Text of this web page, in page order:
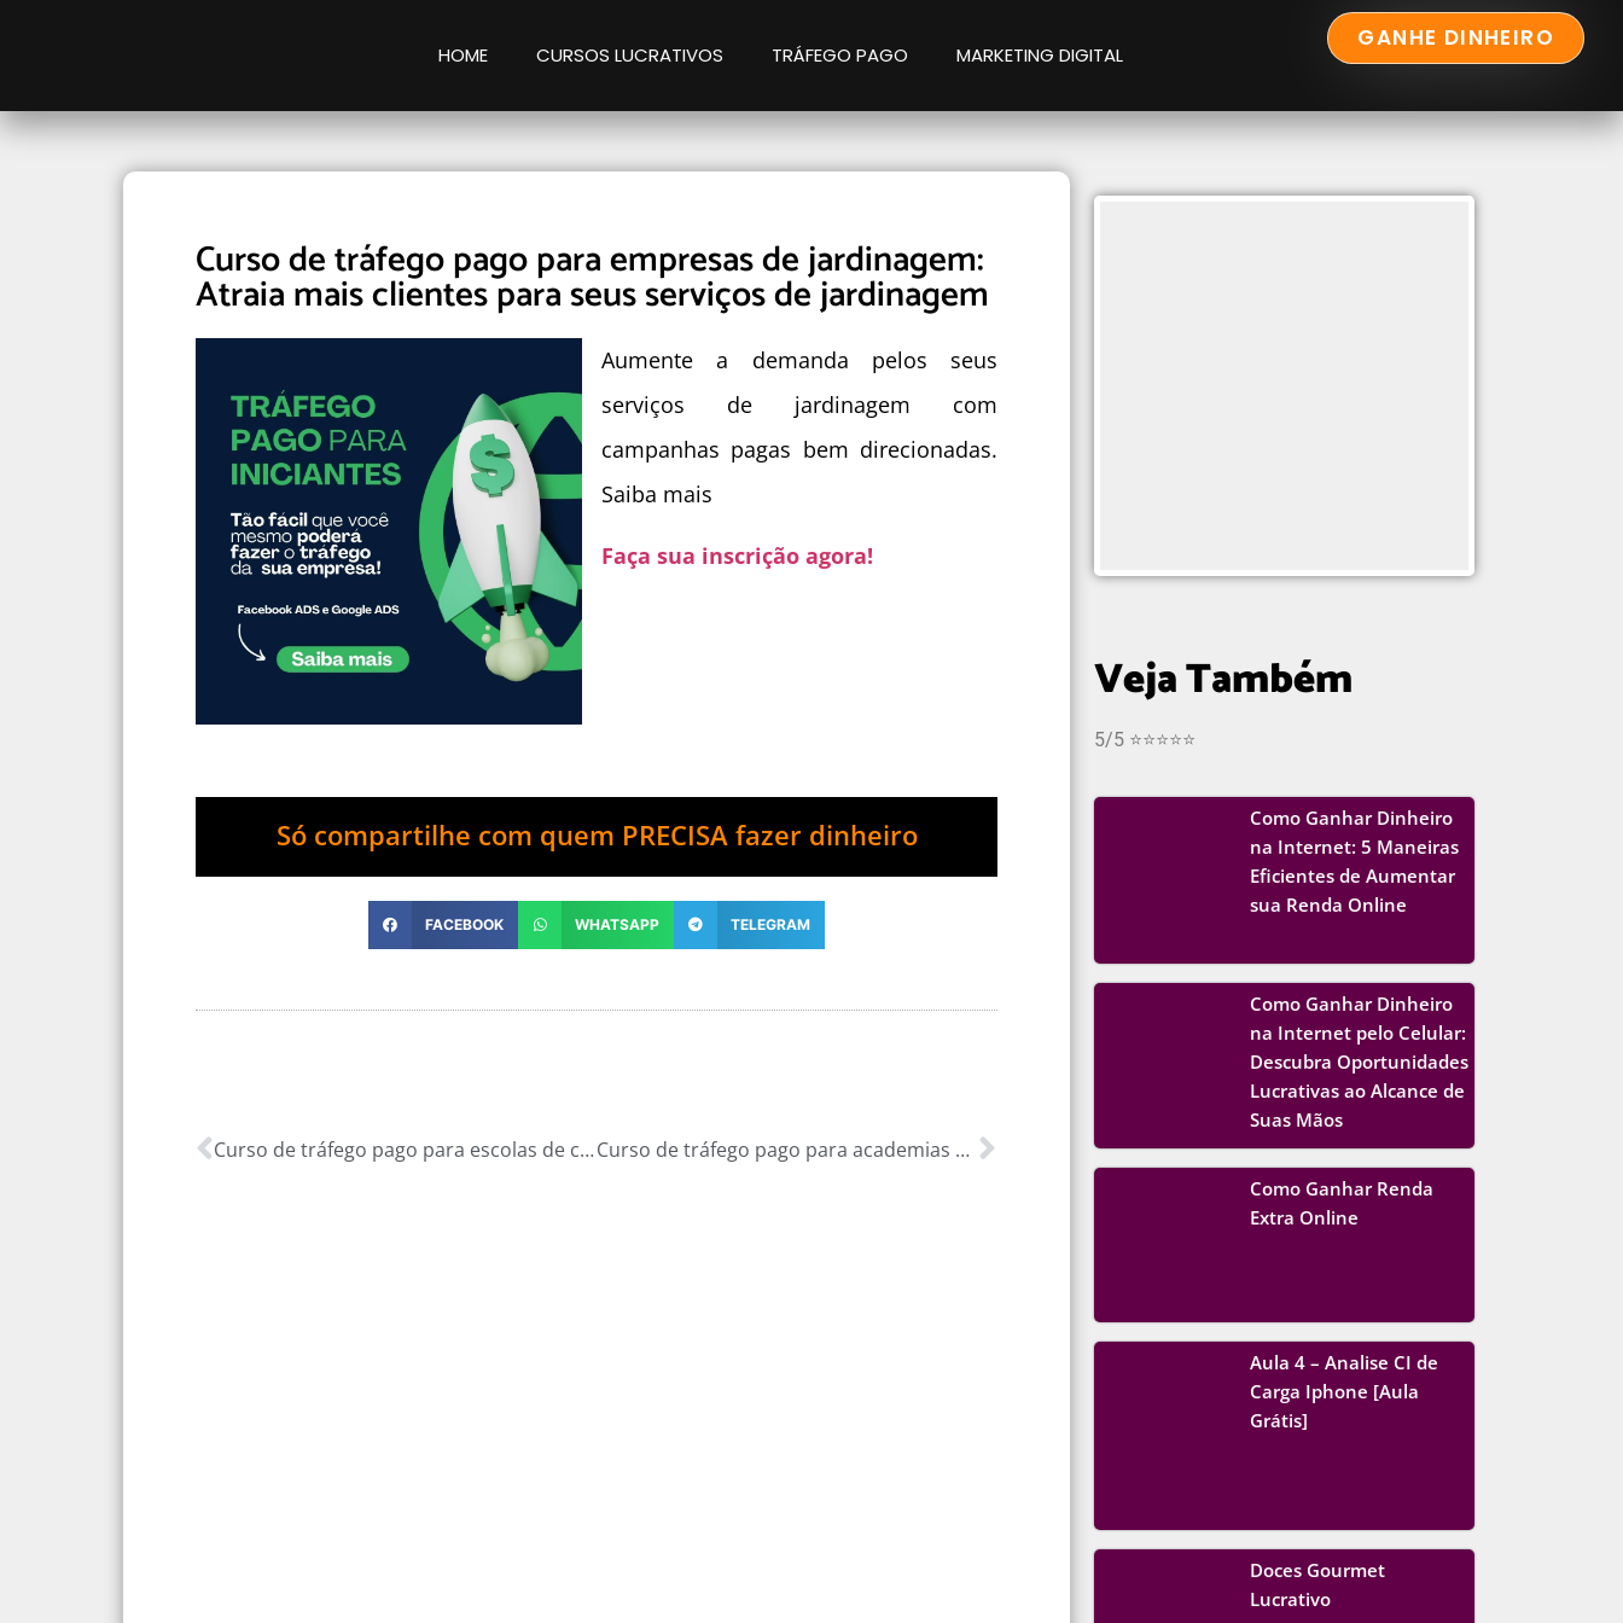
HOME CURSOS LUCRATIVOS TRÁFEGO PAGO MARKETING DIGITAL
GANHE DINHEIRO
Curso de tráfego pago para empresas de jardinagem:
Atraia mais clientes para seus serviços de jardinagem
Aumente a demanda pelos seus
serviços de jardinagem com
campanhas pagas bem direcionadas.
Saiba mais
Faça sua inscrição agora!
Só compartilhe com quem PRECISA fazer dinheiro
FACEBOOK WHATSAPP TELEGRAM
Curso de tráfego pago para escolas de culinária: Atraia mais alunos para seus cursos de culinária Curso de tráfego pago para academias de boxe: Atraia mais alunos para suas aulas de boxe
Veja Também
5/5 ⭐⭐⭐⭐⭐
Como Ganhar Dinheiro
na Internet: 5 Maneiras
Eficientes de Aumentar
sua Renda Online
Como Ganhar Dinheiro
na Internet pelo Celular:
Descubra Oportunidades
Lucrativas ao Alcance de
Suas Mãos
Como Ganhar Renda
Extra Online
Aula 4 – Analise CI de
Carga Iphone [Aula
Grátis]
Doces Gourmet
Lucrativo